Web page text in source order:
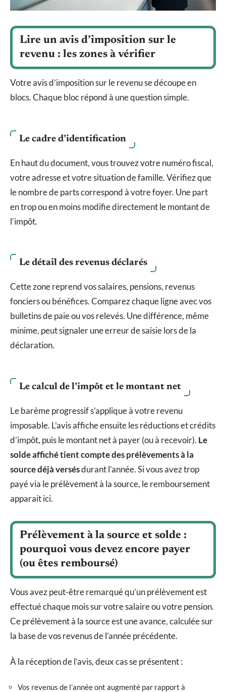
Lire un avis d’imposition sur le
revenu : les zones à vérifier
Votre avis d’imposition sur le revenu se découpe en
blocs. Chaque bloc répond à une question simple.
Le cadre d’identification
En haut du document, vous trouvez votre numéro fiscal,
votre adresse et votre situation de famille. Vérifiez que
le nombre de parts correspond à votre foyer. Une part
en trop ou en moins modifie directement le montant de
l’impôt.
Le détail des revenus déclarés
Cette zone reprend vos salaires, pensions, revenus
fonciers ou bénéfices. Comparez chaque ligne avec vos
bulletins de paie ou vos relevés. Une différence, même
minime, peut signaler une erreur de saisie lors de la
déclaration.
Le calcul de l’impôt et le montant net
Le barème progressif s’applique à votre revenu
imposable. L’avis affiche ensuite les réductions et crédits
d’impôt, puis le montant net à payer (ou à recevoir). Le
solde affiché tient compte des prélèvements à la
source déjà versésdurant l’année. Si vous avez trop
payé via le prélèvement à la source, le remboursement
apparait ici.
Prélèvement à la source et solde :
pourquoi vous devez encore payer
(ou êtes remboursé)
Vous avez peut-être remarqué qu’un prélèvement est
effectué chaque mois sur votre salaire ou votre pension.
Ce prélèvement à la source est une avance, calculée sur
la base de vos revenus de l’année précédente.
À la réception de l’avis, deux cas se présentent :
Vos revenus de l’année ont augmenté par rapport à